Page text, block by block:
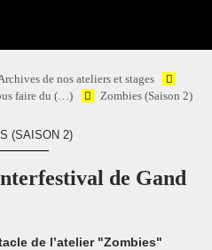
de nos ateliers et stages
faire du (…)
Zombies (Saison 2)
(SAISON 2)
de Gand
de l’atelier "Zombies"